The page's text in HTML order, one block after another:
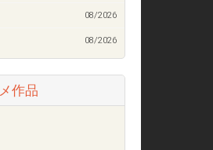
08/2026
08/2026
作品